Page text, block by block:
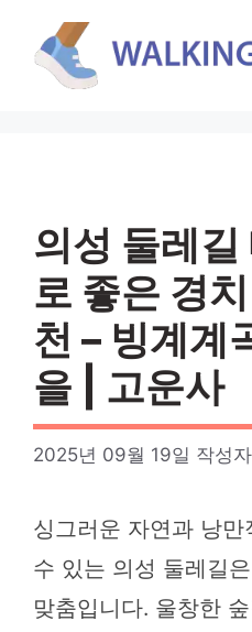
의성 둘레
로 좋은 경
천 – 빙계계
을 | 고운사
2025년 09월 19일 작성
싱그러운 자연과 낭
수 있는 의성 둘레길
맞춤입니다. 울창한